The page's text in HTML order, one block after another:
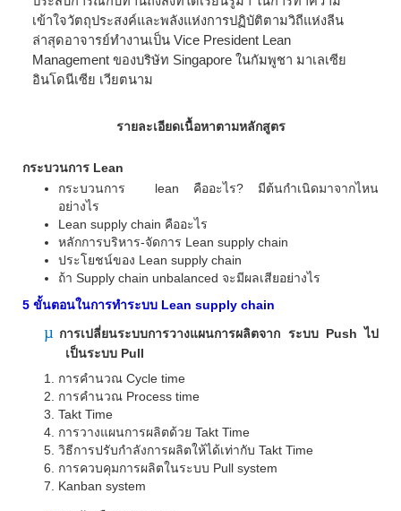
เข้าใจวัตถุประสงค์และพลังแห่งการปฏิบัติตามวิถีแห่งลีน
ล่าสุดอาจารย์ทำงานเป็น Vice President Lean
Management ของบริษัท Singapore ในกัมพูชา มาเลเซีย
อินโดนีเซีย เวียตนาม
รายละเอียดเนื้อหาตามหลักสูตร
กระบวนการ Lean
กระบวนการ
lean คืออะไร?มีต้นกำเนิดมาจากไหน
อย่างไร
Lean supply chain คืออะไร
หลักการบริหาร-จัดการ Lean supply chain
ประโยชน์ของ Lean supply chain
ถ้า Supply chain unbalanced จะมีผลเสียอย่างไร
5 ขั้นตอนในการทำระบบ Lean supply chain
µ การเปลี่ยนระบบการวางแผนการผลิตจาก ระบบ Pushไป
เป็นระบบ Pull
การคำนวณ Cycle time
การคำนวณ Process time
Takt Time
การวางแผนการผลิตด้วย Takt Time
วิธีการปรับกำลังการผลิตให้ได้เท่ากับ Takt Time
การควบคุมการผลิตในระบบ Pull system
Kanban system